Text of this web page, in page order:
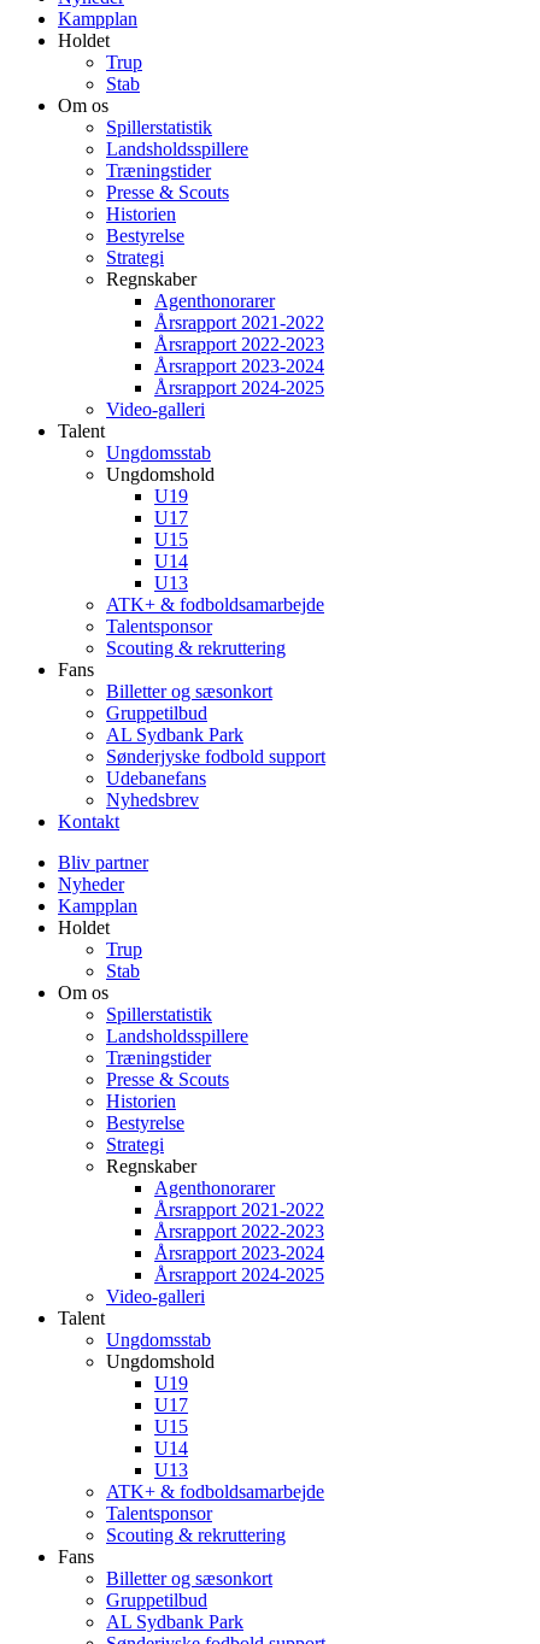
Kampplan
Holdet
Trup
Stab
Om os
Spillerstatistik
Landsholdsspillere
Træningstider
Presse & Scouts
Historien
Bestyrelse
Strategi
Regnskaber
Agenthonorarer
Årsrapport 2021-2022
Årsrapport 2022-2023
Årsrapport 2023-2024
Årsrapport 2024-2025
Video-galleri
Talent
Ungdomsstab
Ungdomshold
U19
U17
U15
U14
U13
ATK+ & fodboldsamarbejde
Talentsponsor
Scouting & rekruttering
Fans
Billetter og sæsonkort
Gruppetilbud
AL Sydbank Park
Sønderjyske fodbold support
Udebanefans
Nyhedsbrev
Kontakt
Bliv partner
Nyheder
Kampplan
Holdet
Trup
Stab
Om os
Spillerstatistik
Landsholdsspillere
Træningstider
Presse & Scouts
Historien
Bestyrelse
Strategi
Regnskaber
Agenthonorarer
Årsrapport 2021-2022
Årsrapport 2022-2023
Årsrapport 2023-2024
Årsrapport 2024-2025
Video-galleri
Talent
Ungdomsstab
Ungdomshold
U19
U17
U15
U14
U13
ATK+ & fodboldsamarbejde
Talentsponsor
Scouting & rekruttering
Fans
Billetter og sæsonkort
Gruppetilbud
AL Sydbank Park